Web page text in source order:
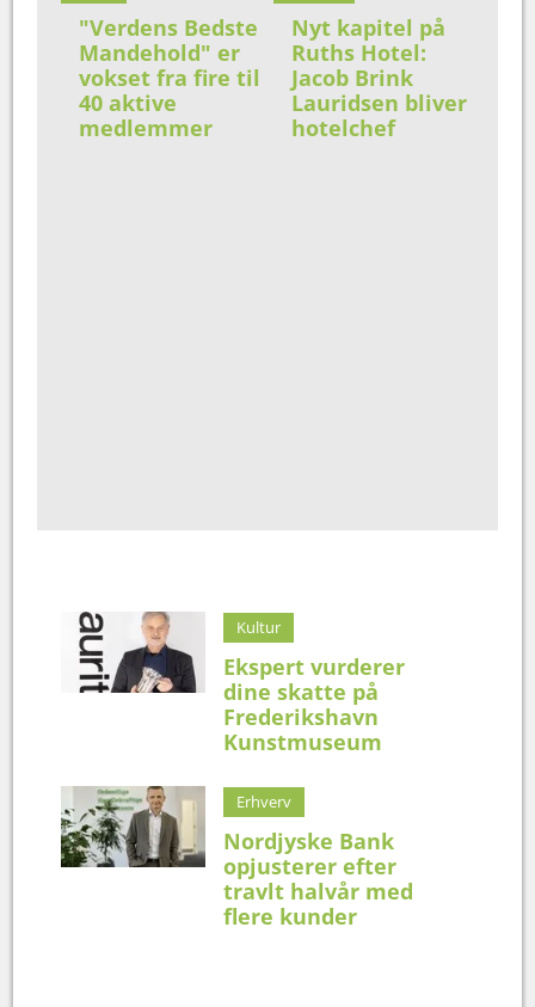
"Verdens Bedste
Mandehold" er
vokset fra fire til
40 aktive
medlemmer
Nyt kapitel på
Ruths Hotel:
Jacob Brink
Lauridsen bliver
hotelchef
Kultur
Ekspert vurderer
dine skatte på
Frederikshavn
Kunstmuseum
Erhverv
Nordjyske Bank
opjusterer efter
travlt halvår med
flere kunder